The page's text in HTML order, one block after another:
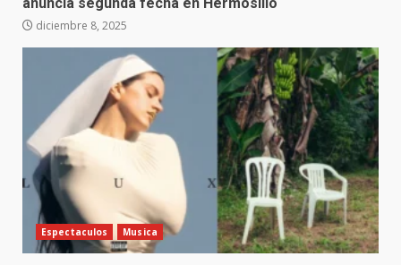
diciembre 8, 2025
Espectaculos Musica